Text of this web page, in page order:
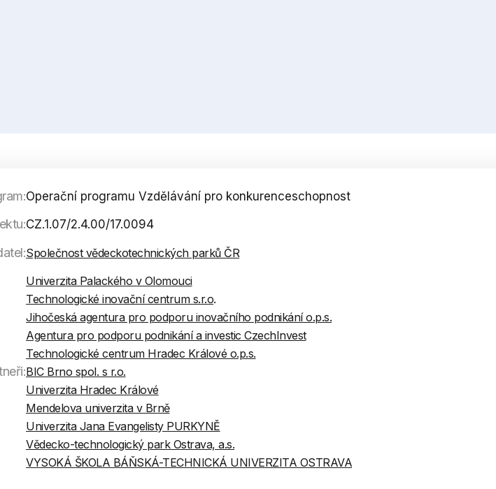
Operační programu Vzdělávání pro konkurenceschopnost
CZ.1.07/2.4.00/17.0094
Společnost vědeckotechnických parků ČR
Univerzita Palackého v Olomouci
Technologické inovační centrum s.r.o.
Jihočeská agentura pro podporu inovačního podnikání o.p.s.
Agentura pro podporu podnikání a investic CzechInvest
Technologické centrum Hradec Králové o.p.s.
BIC Brno spol. s r.o.
Univerzita Hradec Králové
Mendelova univerzita v Brně
Univerzita Jana Evangelisty PURKYNĚ
Vědecko-technologický park Ostrava, a.s.
VYSOKÁ ŠKOLA BÁŇSKÁ-TECHNICKÁ UNIVERZITA OSTRAVA